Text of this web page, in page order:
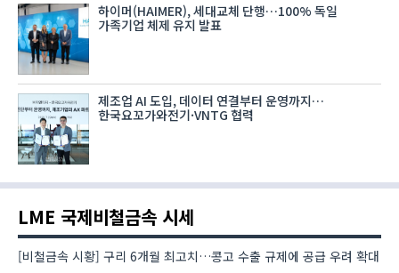
하이머(HAIMER), 세대교체 단행…100% 독일
가족기업 체제 유지 발표
제조업 AI 도입, 데이터 연결부터 운영까지…
한국요꼬가와전기·VNTG 협력
LME 국제비철금속 시세
[비철금속 시황] 구리 6개월 최고치…콩고 수출 규제에 공급 우려 확대